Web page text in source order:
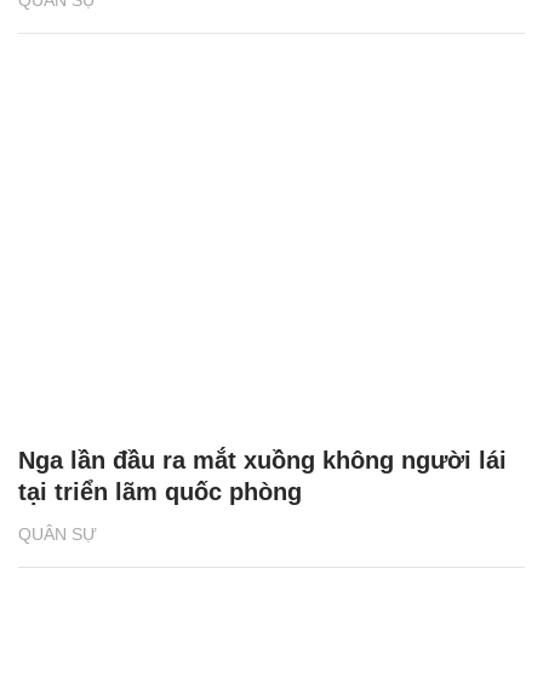
QUÂN SỰ
Nga lần đầu ra mắt xuồng không người lái
tại triển lãm quốc phòng